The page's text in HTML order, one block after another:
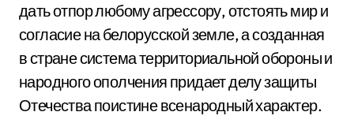
дать отпор любому агрессору, отстоять мир и
согласие на белорусской земле, а созданная
в стране система территориальной обороны и
народного ополчения придает делу защиты
Отечества поистине всенародный характер.